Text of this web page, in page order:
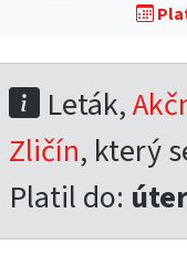
Leták,
Zličín, který
Platil do: